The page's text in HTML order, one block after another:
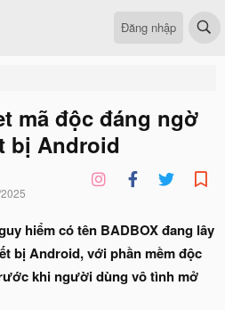
Đăng nhập
mã độc đáng ngờ
bị Android
hiểm có tên BADBOX đang lây
bị Android, với phần mềm độc
khi người dùng vô tình mở